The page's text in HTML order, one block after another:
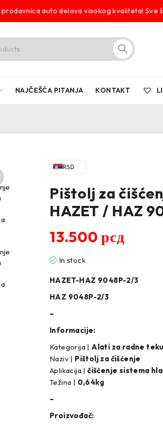
auto delova visokog kvaliteta! Sve
NAJČEŠĆA PITANJA KONTAKT
RSD
Pištolj za
HAZET / HAZ
13.500рсд
In stock
HAZET-HAZ 9048P-2/3
HAZ 9048P-2/3
–
Informacije:
Kategorija |Alati za radne
Naziv | Pištolj za čišćenje
Aplikacija |čišćenje sistema
Težina | 0,64kg
–
Proizvođač: